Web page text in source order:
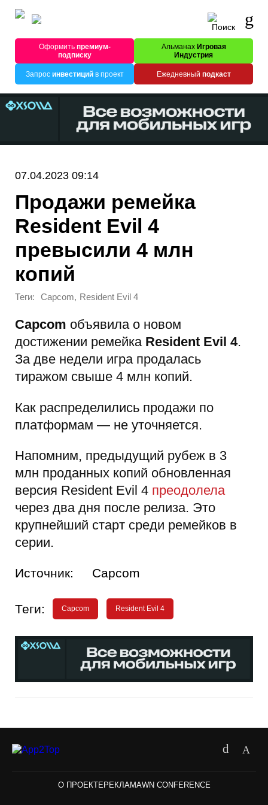
Оформитьпремиум-
подписку
Альманах Игровая
Индустрия
Запрос инвестицийв проект Ежедневный подкаст
07.04.2023 09:14
Продажи ремейка
Resident Evil 4
превысили 4 млн
копий
Теги: Capcom, Resident Evil 4
Capcom объявила о новом
достижении ремейка Resident Evil 4.
За две недели игра продалась
тиражом свыше 4 млн копий.
Как распределились продажи по
платформам — не уточняется.
Напомним, предыдущий рубеж в 3
млн проданных копий обновленная
версия Resident Evil 4 преодолела
через два дня после релиза. Это
крупнейший старт среди ремейков в
серии.
Источник: Capcom
Теги: Capcom Resident Evil 4
О ПРОЕКТЕРЕКЛАМАWN CONFERENCE